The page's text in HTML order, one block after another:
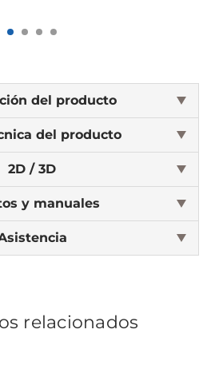
del producto
del producto
2D / 3D
y manuales
relacionados